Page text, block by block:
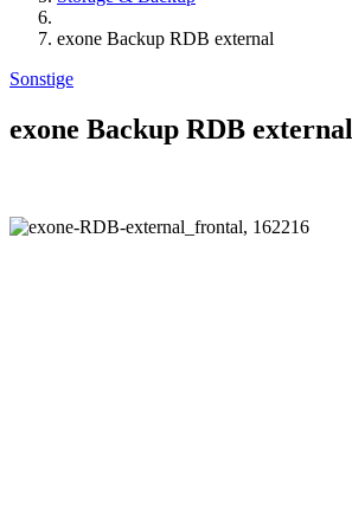
exone Backup RDB external
Sonstige
exone Backup RDB external